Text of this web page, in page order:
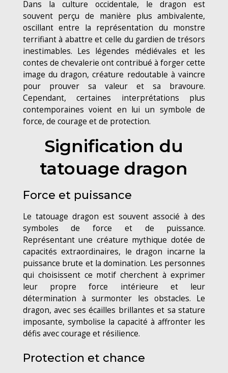
Dans la culture occidentale, le dragon est
souvent perçu de manière plus ambivalente,
oscillant entre la représentation du monstre
terrifiant à abattre et celle du gardien de trésors
inestimables. Les légendes médiévales et les
contes de chevalerie ont contribué à forger cette
image du dragon, créature redoutable à vaincre
pour prouver sa valeur et sa bravoure.
Cependant, certaines interprétations plus
contemporaines voient en lui un symbole de
force, de courage et de protection.
Signification du
tatouage dragon
Force et puissance
Le tatouage dragon est souvent associé à des
symboles de force et de puissance.
Représentant une créature mythique dotée de
capacités extraordinaires, le dragon incarne la
puissance brute et la domination. Les personnes
qui choisissent ce motif cherchent à exprimer
leur propre force intérieure et leur
détermination à surmonter les obstacles. Le
dragon, avec ses écailles brillantes et sa stature
imposante, symbolise la capacité à affronter les
défis avec courage et résilience.
Protection et chance